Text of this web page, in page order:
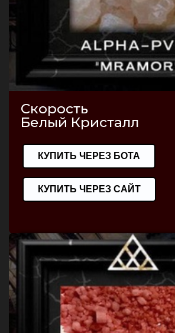
Скорость
Белый Кристалл
КУПИТЬ ЧЕРЕЗ БОТА
КУПИТЬ ЧЕРЕЗ САЙТ